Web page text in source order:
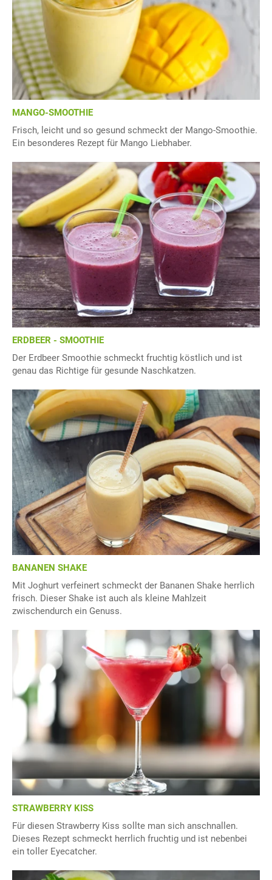
MANGO-SMOOTHIE
Frisch, leicht und so gesund schmeckt der Mango-Smoothie.
Ein besonderes Rezept für Mango Liebhaber.
ERDBEER - SMOOTHIE
Der Erdbeer Smoothie schmeckt fruchtig köstlich und ist
genau das Richtige für gesunde Naschkatzen.
BANANEN SHAKE
Mit Joghurt verfeinert schmeckt der Bananen Shake herrlich
frisch. Dieser Shake ist auch als kleine Mahlzeit
zwischendurch ein Genuss.
STRAWBERRY KISS
Für diesen Strawberry Kiss sollte man sich anschnallen.
Dieses Rezept schmeckt herrlich fruchtig und ist nebenbei
ein toller Eyecatcher.